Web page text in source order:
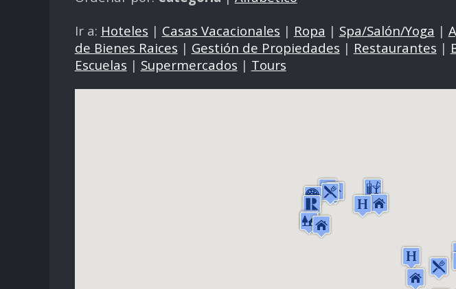
Ir a: Hoteles | Casas Vacacionales | Ropa | Spa/Salón/Yoga |
de Bienes Raices | Gestión de Propiedades | Restaurantes |
Escuelas | Supermercados | Tours